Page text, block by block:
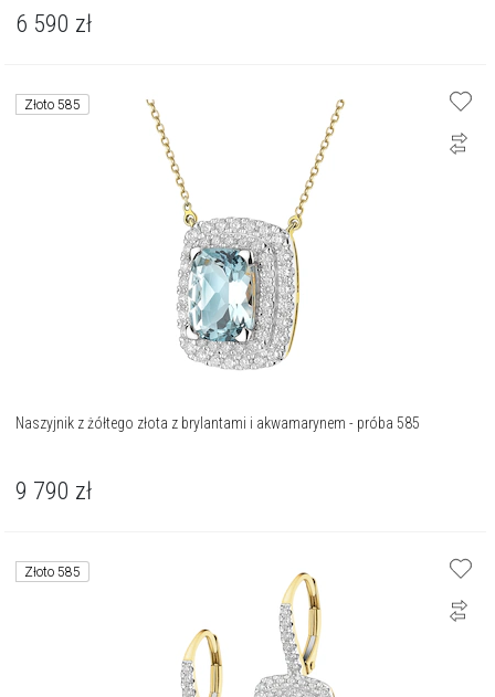
6 590 zł
Złoto 585
Naszyjnik z żółtego złota z brylantami i akwamarynem - próba 585
9 790 zł
Złoto 585